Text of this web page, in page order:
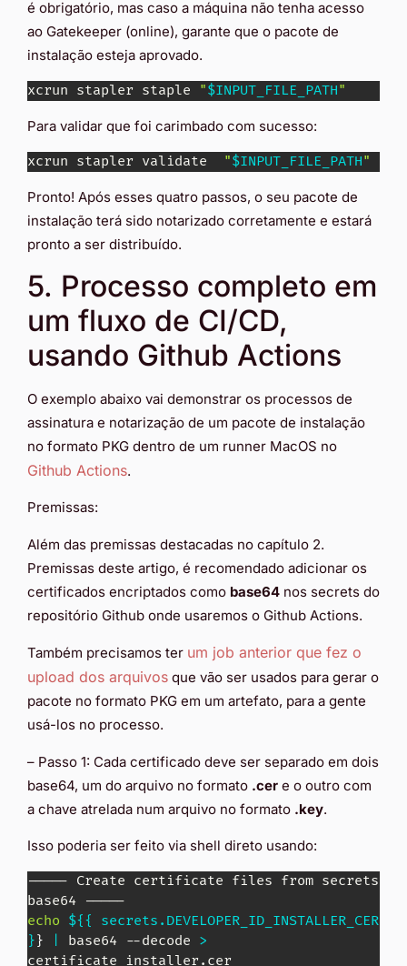
é obrigatório, mas caso a máquina não tenha acesso
ao Gatekeeper (online), garante que o pacote de
instalação esteja aprovado.
xcrun stapler staple "$INPUT_FILE_PATH"
Para validar que foi carimbado com sucesso:
xcrun stapler validate "$INPUT_FILE_PATH"
Pronto! Após esses quatro passos, o seu pacote de
instalação terá sido notarizado corretamente e estará
pronto a ser distribuído.
5. Processo completo em
um fluxo de CI/CD,
usando Github Actions
O exemplo abaixo vai demonstrar os processos de
assinatura e notarização de um pacote de instalação
no formato PKG dentro de um runner MacOS no
Github Actions.
Premissas:
Além das premissas destacadas no capítulo 2.
Premissas deste artigo, é recomendado adicionar os
certificados encriptados como base64 nos secrets do
repositório Github onde usaremos o Github Actions.
Também precisamos ter um job anterior que fez o
upload dos arquivos que vão ser usados para gerar o
pacote no formato PKG em um artefato, para a gente
usá-los no processo.
– Passo 1: Cada certificado deve ser separado em dois
base64, um do arquivo no formato .cer e o outro com
a chave atrelada num arquivo no formato .key.
Isso poderia ser feito via shell direto usando:
----- Create certificate files from secrets
echo ${{ secrets.DEVELOPER_ID_INSTALLER_CER
}} base64 --decode >